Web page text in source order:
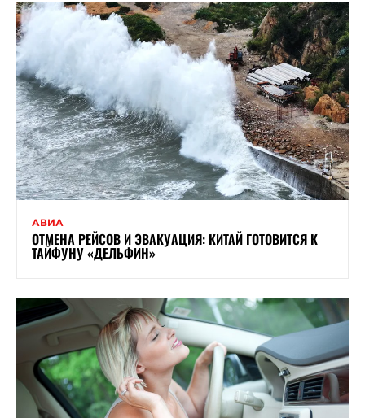
АВИА
ОТМЕНА РЕЙСОВ И ЭВАКУАЦИЯ: КИТАЙ ГОТОВИТСЯ К
ТАЙФУНУ «ДЕЛЬФИН»